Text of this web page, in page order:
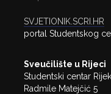
SVJETIONIK.SCRI.HR
portal Studentskog
Sveučilište u Rijeci
Studentski centar
Radmile Matejčić 5